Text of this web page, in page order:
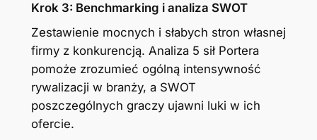
Krok 3: Benchmarking i analiza SWOT
Zestawienie mocnych i słabych stron własnej
firmy z konkurencją. Analiza 5 sił Portera
pomoże zrozumieć ogólną intensywność
rywalizacji w branży, a SWOT
poszczególnych graczy ujawni luki w ich
ofercie.